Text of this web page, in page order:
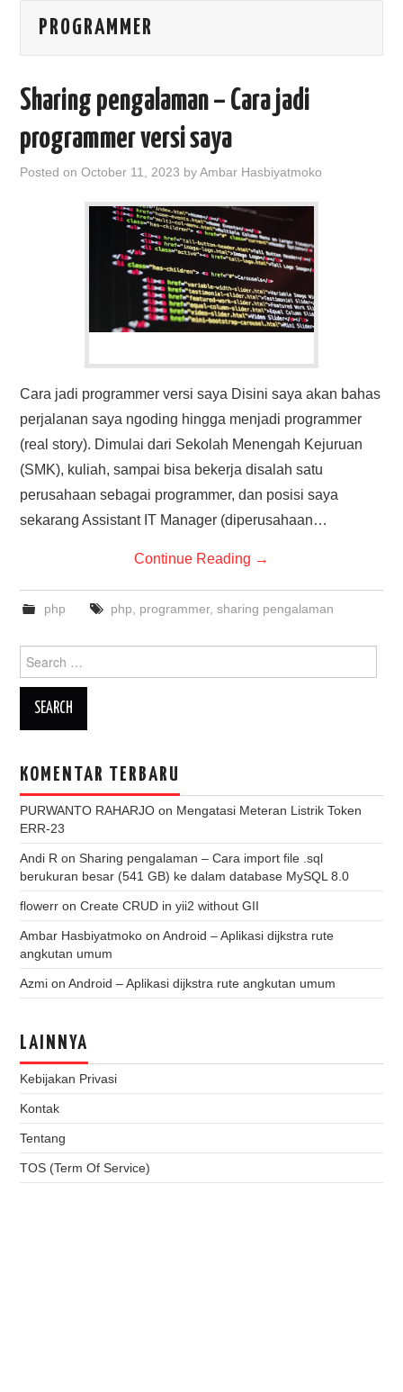
PROGRAMMER
Sharing pengalaman – Cara jadi
programmer versi saya
Posted onOctober 11, 2023 byAmbar Hasbiyatmoko
Cara jadi programmer versi saya Disini saya akan bahas
perjalanan saya ngoding hingga menjadi programmer
(real story). Dimulai dari Sekolah Menengah Kejuruan
(SMK), kuliah, sampai bisa bekerja disalah satu
perusahaan sebagai programmer, dan posisi saya
sekarang Assistant IT Manager (diperusahaan…
Continue Reading →
php php programmer, sharing pengalaman
for:
KOMENTAR TERBARU
PURWANTO RAHARJO on Mengatasi Meteran Listrik Token
ERR-23
Andi R onSharing pengalaman – Cara import file .sql
berukuran besar (541 GB) ke dalam database MySQL 8.0
flowerr onCreate CRUD in yii2 without GII
Ambar Hasbiyatmoko onAndroid – Aplikasi dijkstra rute
angkutan umum
Azmi onAndroid – Aplikasi dijkstra rute angkutan umum
LAINNYA
Kebijakan Privasi
Kontak
Tentang
TOS (Term Of Service)